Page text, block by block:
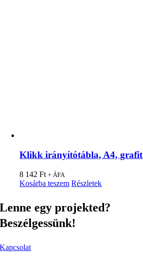
Klikk irányítótábla, A4, grafit
8 142Ft + ÁFA
Kosárba teszem Részletek
Lenne egy projekted?
Beszélgessünk!
Kapcsolat